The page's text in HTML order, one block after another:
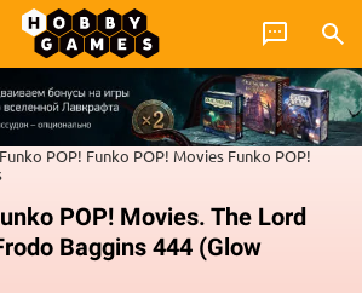
POP! Funko POP! Movies Funko POP!
POP! Movies. The Lord
Baggins 444 (Glow